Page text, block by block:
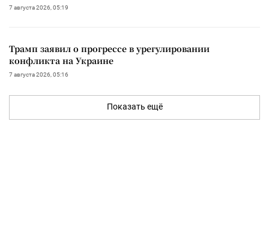
7 августа 2026, 05:19
Трамп заявил о прогрессе в урегулировании
конфликта на Украине
7 августа 2026, 05:16
Показать ещё